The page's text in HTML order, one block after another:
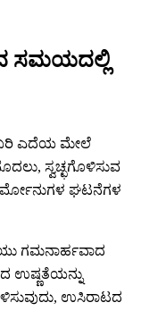
ಸಮಯದಲ್ಲಿ
ಬರಿ ಎದೆಯ ಮೇಲೆ
ಸ್ವಚ್ಛಗೊಳಿಸುವ
ಘಟನೆಗಳ
ಗಮನಾರ್ಹವಾದ
ಉಷ್ಣತೆಯನ್ನು
ಉಸಿರಾಟದ